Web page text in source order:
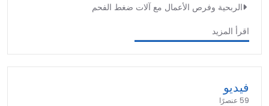
الربحية وفرص الأعمال مع آلات ضغط الفحم
اقرأ المزيد
فيديو
59 عنصرًا